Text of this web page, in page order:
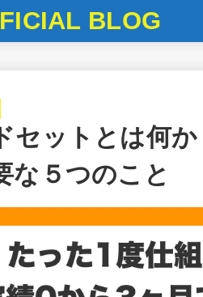
BLOG
セットとは何
な５つのこと